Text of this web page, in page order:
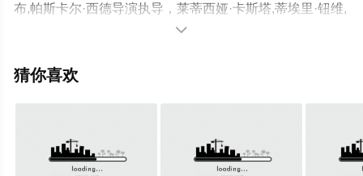
布,帕斯卡尔·西德导演执导，莱蒂西娅·卡斯塔,蒂埃里·钮维,
贾克·鲍那非,罗杰·杜马斯等演员精彩演绎的法国电影，手机
多相关信息可移步至豆瓣电影、电视猫或剧情网等平台了

猜你喜欢